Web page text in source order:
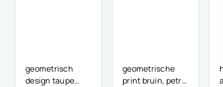
geometrisch
design taupe
geometrische
print bruin, petrol